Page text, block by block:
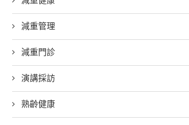
減重管理
減重門診
演講採訪
熟齡健康